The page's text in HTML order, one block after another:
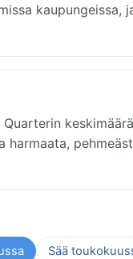
kaupungeissa,
Sää